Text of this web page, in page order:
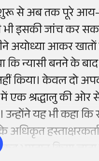
शुरू से अब तक पूरे
इसकी जांच कर
अयोध्या आकर
न्यासी बनने के बाद
किया। केवल दो
एक श्रद्धालु की ओर
यह भी कहा कि
भुगतान किया जाता है।